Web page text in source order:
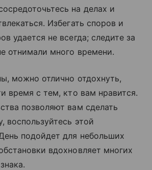
на делах и
Избегать споров и
удается не всегда; следите за
отнимали много времени.
можно отлично отдохнуть,
время с тем, кто вам нравится.
позволяют вам сделать
воспользуйтесь этой
подойдет для небольших
вдохновляет многих